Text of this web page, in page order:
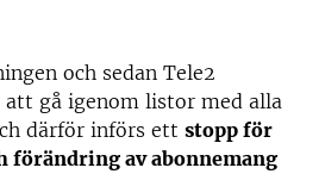
och sedan Tele2
gå igenom listor med alla
därför införs ett stopp för
förändring av abonnemang